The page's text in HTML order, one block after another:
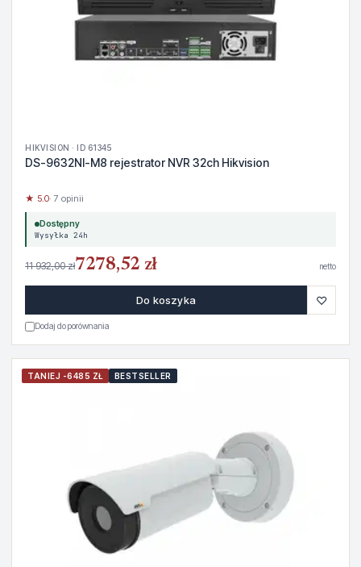
HIKVISION · ID 61345
DS-9632NI-M8 rejestrator NVR 32ch Hikvision
★ 5.0· 7 opinii
Dostępny
Wysyłka 24h
11 932,00 zł7278,52 zł netto
Do koszyka ♡
Dodaj do porównania
TANIEJ -6485 ZŁ BESTSELLER